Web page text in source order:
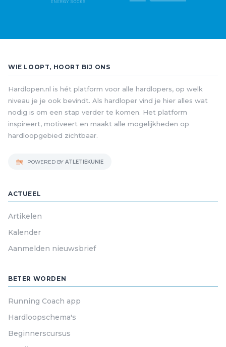
WIE LOOPT, HOORT BIJ ONS
Hardlopen.nl is hét platform voor alle hardlopers, op welk
niveau je je ook bevindt. Als hardloper vind je hier alles wat
nodig is om een stap verder te komen. Het platform
inspireert, motiveert en maakt alle mogelijkheden op
hardloopgebied zichtbaar.
POWERED BY ATLETIEKUNIE
ACTUEEL
Artikelen
Kalender
Aanmelden nieuwsbrief
BETER WORDEN
Running Coach app
Hardloopschema's
Beginnerscursus